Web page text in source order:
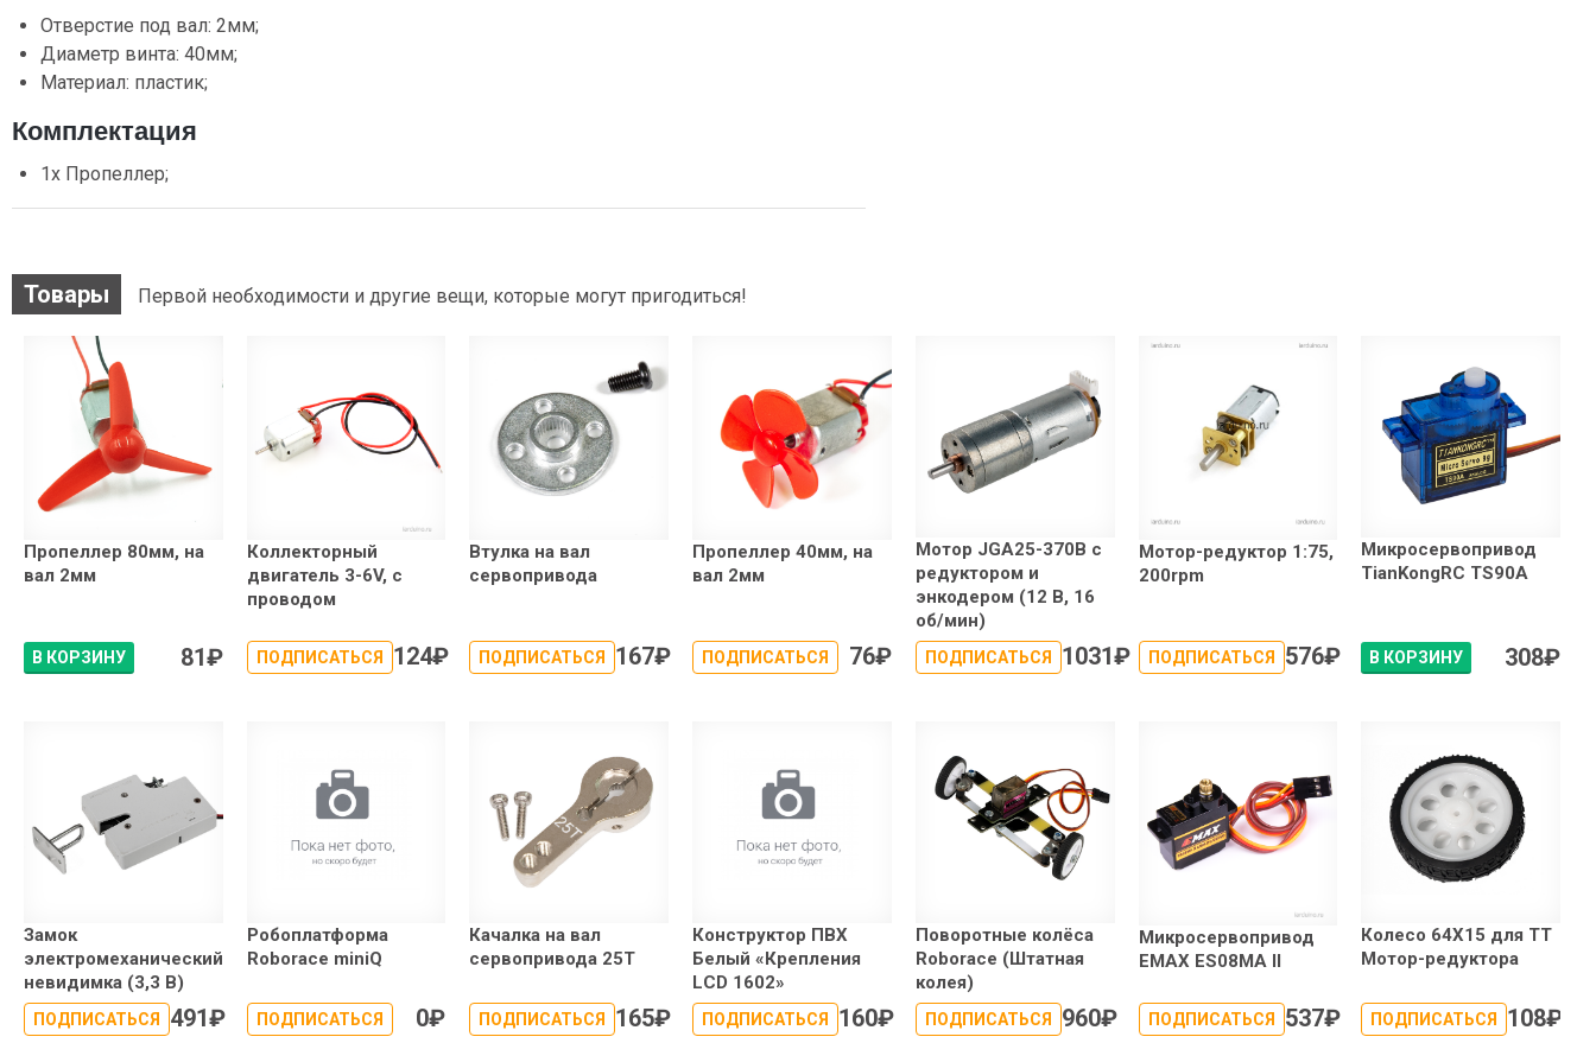
Отверстие под вал: 2мм;
Диаметр винта: 40мм;
Материал: пластик;
Комплектация
1х Пропеллер;
Товары Первой необходимости и другие вещи, которые могут пригодиться!
Пропеллер 80мм, на
вал 2мм
В КОРЗИНУ 81₽
Коллекторный
двигатель 3-6V, с
проводом
ПОДПИСАТЬСЯ 124₽
Втулка на вал
сервопривода
ПОДПИСАТЬСЯ 167₽
Пропеллер 40мм, на
вал 2мм
ПОДПИСАТЬСЯ 76₽
Мотор JGA25-370B с
редуктором и
энкодером (12 В, 16
об/мин)
ПОДПИСАТЬСЯ 1031₽
Мотор-редуктор 1:75,
200rpm
ПОДПИСАТЬСЯ 576₽
Микросервопривод
TianKongRC TS90A
В КОРЗИНУ 308₽
Замок
электромеханический
невидимка (3,3 В)
ПОДПИСАТЬСЯ 491₽
Робоплатформа
Roborace miniQ
ПОДПИСАТЬСЯ 0₽
Качалка на вал
сервопривода 25T
ПОДПИСАТЬСЯ 165₽
Конструктор ПВХ
Белый «Крепления
LCD 1602»
ПОДПИСАТЬСЯ 160₽
Поворотные колёса
Roborace (Штатная
колея)
ПОДПИСАТЬСЯ 960₽
Микросервопривод
EMAX ES08MA II
ПОДПИСАТЬСЯ 537₽
Колесо 64X15 для TT
Мотор-редуктора
ПОДПИСАТЬСЯ 108₽